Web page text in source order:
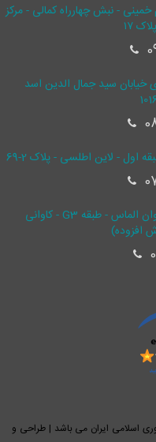
خمینی - نبش چهارراه کمالی - مرکز
۱۷
خیابان سید جمال ‌الدین اسد
اول - لاین اطلسی - پلاک 2-69
ایران مال - ایوان الماس - طبقه G3 - کاوانی
افزوده)
اسلامی ایران می باشد | طراحی و